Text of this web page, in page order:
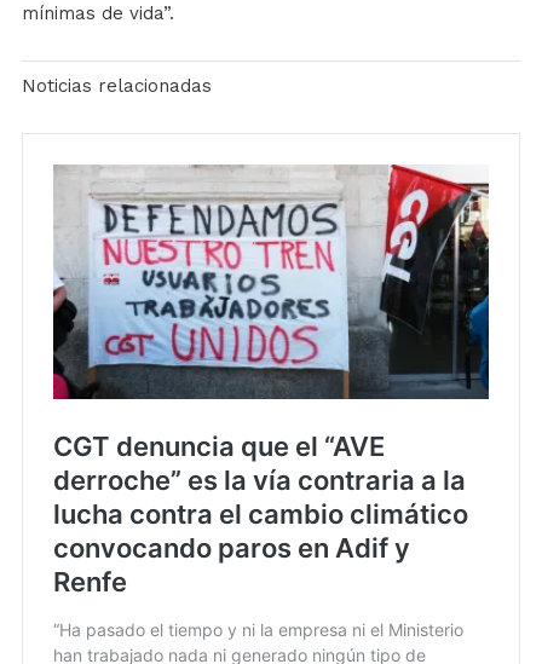
mínimas de vida”.
Noticias relacionadas